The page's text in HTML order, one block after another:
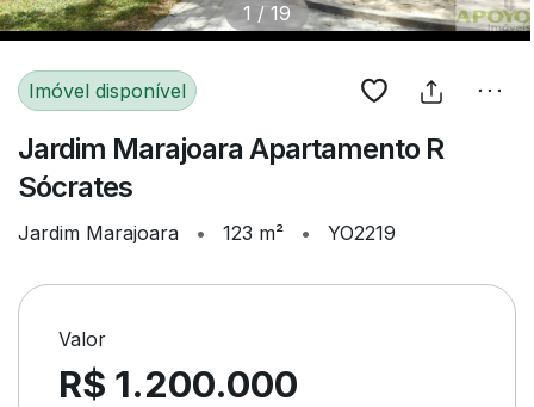
1 / 19
Imóvel disponível
Jardim Marajoara Apartamento R
Sócrates
Jardim Marajoara • 123 m² • YO2219
Valor
R$ 1.200.000